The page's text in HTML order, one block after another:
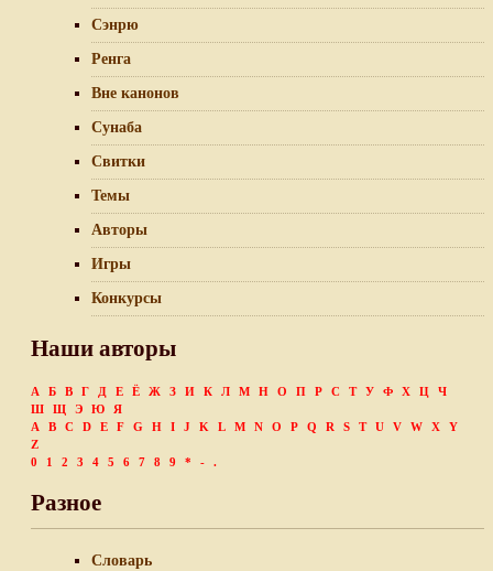
Сэнрю
Ренга
Вне канонов
Сунаба
Свитки
Темы
Авторы
Игры
Конкурсы
Наши авторы
А Б В Г Д Е Ё Ж З И К Л М Н О П Р С Т У Ф Х Ц
Ч
Ш
Щ Э Ю
Я
A
B C D E F G H I J K L M N O P Q R S T U V W X
Y
Z
0
1 2 3 4 5 6 7 8 9 * - .
Разное
Словарь